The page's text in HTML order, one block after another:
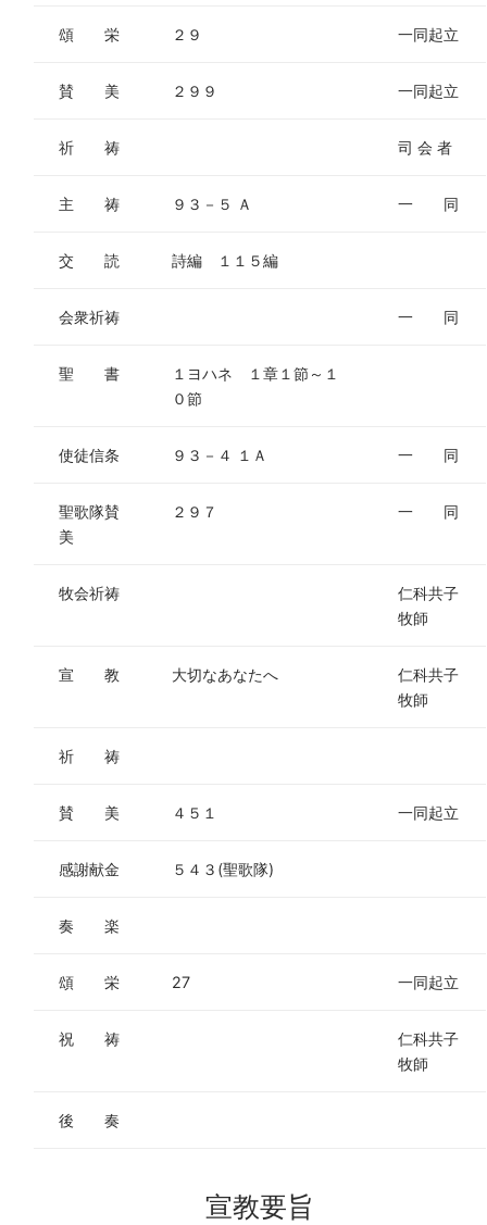
頌 栄 ２９ 一同起立
賛 美 ２９９ 一同起立
祈 祷 司 会 者
主 祷 ９３－５ Ａ 一 同
交 読 詩編 １１５編
会衆祈祷 一 同
聖 書
１ヨハネ １章１節～１
０節
使徒信条 ９３－４ １Ａ 一 同
聖歌隊賛
美
２９７ 一 同
牧会祈祷
仁科共子
牧師
宣 教 大切なあなたへ
仁科共子
牧師
祈 祷
賛 美 ４５１ 一同起立
感謝献金 ５４３(聖歌隊)
奏 楽
頌 栄 27 一同起立
祝 祷
仁科共子
牧師
後 奏
宣教要旨